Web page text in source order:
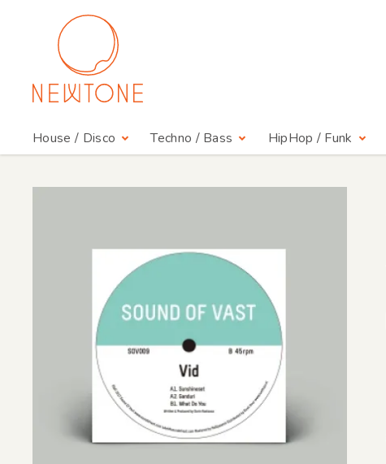
House / Disco Techno / Bass HipHop / Funk